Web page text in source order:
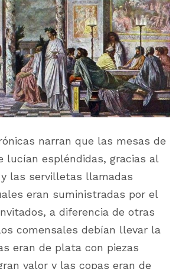
narran que las mesas de
lucían espléndidas, gracias al
las servilletas llamadas
eran suministradas por el
a diferencia de otras
comensales debían llevar la
eran de plata con piezas
valor y las copas eran de